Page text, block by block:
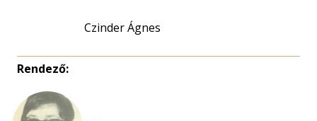
Czinder Ágnes
Rendező: